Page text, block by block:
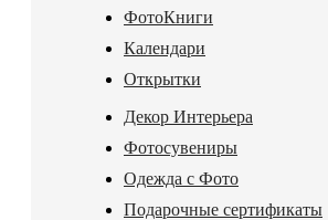
ФотоКниги
Календари
Открытки
Декор Интерьера
Фотосувениры
Одежда с Фото
Подарочные сертификаты